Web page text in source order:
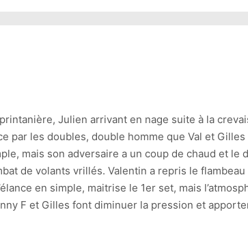
Julien arrivant en nage suite à la
par les doubles, double homme que Val et
mais son adversaire a un coup de chaud et le
de volants vrillés. Valentin a repris le
en simple, maitrise le 1er set, mais
F et Gilles font diminuer la pression et